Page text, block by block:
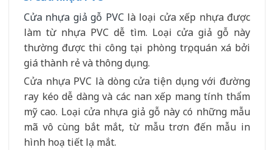
Cửa nhựa giả gỗ PVC là loại cửa xếp nhựa được
làm từ nhựa PVC dễ tìm. Loại cửa giả gỗ này
thường được thi công tại phòng trọ, quán xá bởi
giá thành rẻ và thông dụng.
Cửa nhựa PVC là dòng cửa tiện dụng với đường
ray kéo dễ dàng và các nan xếp mang tính thẩm
mỹ cao. Loại cửa nhựa giả gỗ này có những mẫu
mã vô cùng bắt mắt, từ mẫu trơn đến mẫu in
hình hoạ tiết lạ mắt.